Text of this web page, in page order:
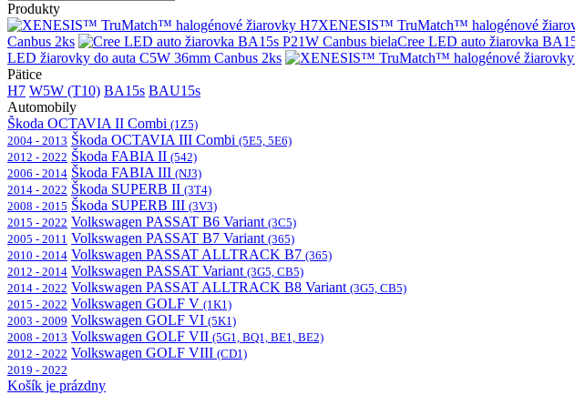
Produkty
XENESIS™ TruMatch™ halogénové
Canbus 2ks
Cree LED auto žiarovka
LED žiarovky do auta C5W 36mm Canbus 2ks
Pätice
H7 W5W (T10) BA15s BAU15s
Automobily
Škoda OCTAVIA II Combi (1Z5)
2004 - 2013 Škoda OCTAVIA III Combi (5E5, 5E6)
2012 - 2022 Škoda FABIA II (542)
2006 - 2014 Škoda FABIA III (NJ3)
2014 - 2022 Škoda SUPERB II (3T4)
2008 - 2015 Škoda SUPERB III (3V3)
2015 - 2022 Volkswagen PASSAT B6 Variant (3C5)
2005 - 2011 Volkswagen PASSAT B7 Variant (365)
2010 - 2014 Volkswagen PASSAT ALLTRACK B7 (365)
2012 - 2014 Volkswagen PASSAT Variant (3G5, CB5)
2014 - 2022 Volkswagen PASSAT ALLTRACK B8 Variant (3G5, CB5)
2015 - 2022 Volkswagen GOLF V (1K1)
2003 - 2009 Volkswagen GOLF VI (5K1)
2008 - 2013 Volkswagen GOLF VII (5G1, BQ1, BE1, BE2)
2012 - 2022 Volkswagen GOLF VIII (CD1)
2019 - 2022
Košík je prázdny